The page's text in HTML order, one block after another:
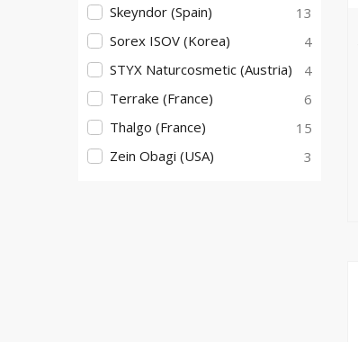
Skeyndor (Spain)
13
Sorex ISOV (Korea)
4
STYX Naturcosmetic (Austria)
4
Terrake (France)
6
Thalgo (France)
15
Zein Obagi (USA)
3